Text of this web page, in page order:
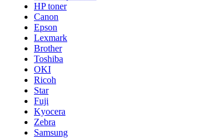
HP toner
Canon
Epson
Lexmark
Brother
Toshiba
OKI
Ricoh
Star
Fuji
Kyocera
Zebra
Samsung